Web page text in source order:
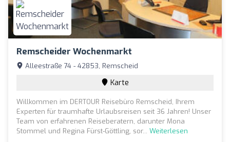
Remscheider Wochenmarkt
Alleestraße 74 - 42853, Remscheid
Karte
Willkommen im DERTOUR Reisebüro Remscheid, Ihrem
Experten für traumhafte Urlaubsreisen seit 36 Jahren! Unser
Team von erfahrenen Reiseberatern, darunter Mona
Stommel und Regina Fürst-Göttling, sor... Weiterlesen